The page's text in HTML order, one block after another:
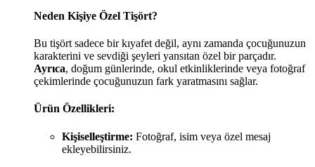
Neden Kişiye Özel Tişört?
Bu tişört sadece bir kıyafet değil, aynı zamanda çocuğunuzun
karakterini ve sevdiği şeyleri yansıtan özel bir parçadır.
Ayrıca, doğum günlerinde, okul etkinliklerinde veya fotoğraf
çekimlerinde çocuğunuzun fark yaratmasını sağlar.
Ürün Özellikleri:
Kişiselleştirme: Fotoğraf, isim veya özel mesaj
ekleyebilirsiniz.